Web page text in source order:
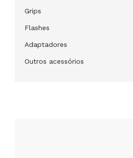
Grips
Flashes
Adaptadores
Outros acessórios